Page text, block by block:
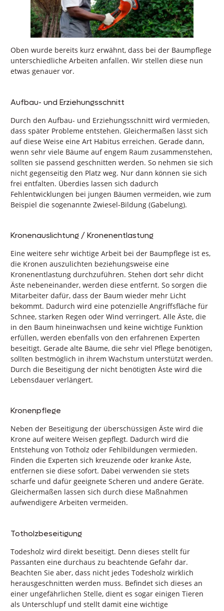
Oben wurde bereits kurz erwähnt, dass bei der Baumpflege
unterschiedliche Arbeiten anfallen. Wir stellen diese nun
etwas genauer vor.
Aufbau- und Erziehungsschnitt
Durch den Aufbau- und Erziehungsschnitt wird vermieden,
dass später Probleme entstehen. Gleichermaßen lässt sich
auf diese Weise eine Art Habitus erreichen. Gerade dann,
wenn sehr viele Bäume auf engem Raum zusammenstehen,
sollten sie passend geschnitten werden. So nehmen sie sich
nicht gegenseitig den Platz weg. Nur dann können sie sich
frei entfalten. Überdies lassen sich dadurch
Fehlentwicklungen bei jungen Bäumen vermeiden, wie zum
Beispiel die sogenannte Zwiesel-Bildung (Gabelung).
Kronenauslichtung / Kronenentlastung
Eine weitere sehr wichtige Arbeit bei der Baumpflege ist es,
die Kronen auszulichten beziehungsweise eine
Kronenentlastung durchzuführen. Stehen dort sehr dicht
Äste nebeneinander, werden diese entfernt. So sorgen die
Mitarbeiter dafür, dass der Baum wieder mehr Licht
bekommt. Dadurch wird eine potenzielle Angriffsfläche für
Schnee, starken Regen oder Wind verringert. Alle Äste, die
in den Baum hineinwachsen und keine wichtige Funktion
erfüllen, werden ebenfalls von den erfahrenen Experten
beseitigt. Gerade alte Bäume, die sehr viel Pflege benötigen,
sollten bestmöglich in ihrem Wachstum unterstützt werden.
Durch die Beseitigung der nicht benötigten Äste wird die
Lebensdauer verlängert.
Kronenpflege
Neben der Beseitigung der überschüssigen Äste wird die
Krone auf weitere Weisen gepflegt. Dadurch wird die
Entstehung von Totholz oder Fehlbildungen vermieden.
Finden die Experten sich kreuzende oder kranke Äste,
entfernen sie diese sofort. Dabei verwenden sie stets
scharfe und dafür geeignete Scheren und andere Geräte.
Gleichermaßen lassen sich durch diese Maßnahmen
aufwendigere Arbeiten vermeiden.
Totholzbeseitigung
Todesholz wird direkt beseitigt. Denn dieses stellt für
Passanten eine durchaus zu beachtende Gefahr dar.
Beachten Sie aber, dass nicht jedes Todesholz wirklich
herausgeschnitten werden muss. Befindet sich dieses an
einer ungefährlichen Stelle, dient es sogar einigen Tieren
als Unterschlupf und stellt damit eine wichtige